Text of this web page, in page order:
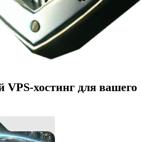
хостинг для вашего